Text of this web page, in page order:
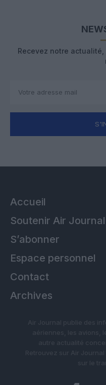
Recevez notre
Accueil
Soutenir Air Journal
S’abonner
Espace personnel
Contact
Archives